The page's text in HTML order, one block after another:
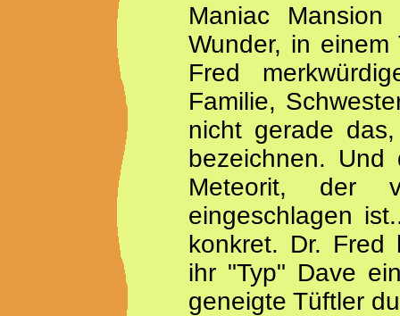
Maniac
Wunder, in
Fred
Familie,
nicht gerade
bezeichnen.
Meteorit, der
eingeschlagen
konkret. Dr. Fred
ihr "Typ" Dave
geneigte Tüftler